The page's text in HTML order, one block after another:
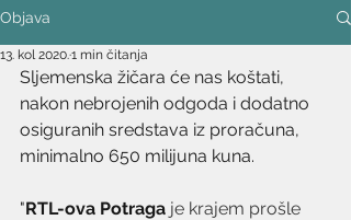
Objava
13. kol 2020.1 min čitanja
Sljemenska žičara će nas koštati,
nakon nebrojenih odgoda i dodatno
osiguranih sredstava iz proračuna,
minimalno 650 milijuna kuna.
"RTL-ova Potraga je krajem prošle